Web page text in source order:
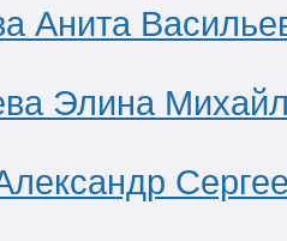
Анита
Элина